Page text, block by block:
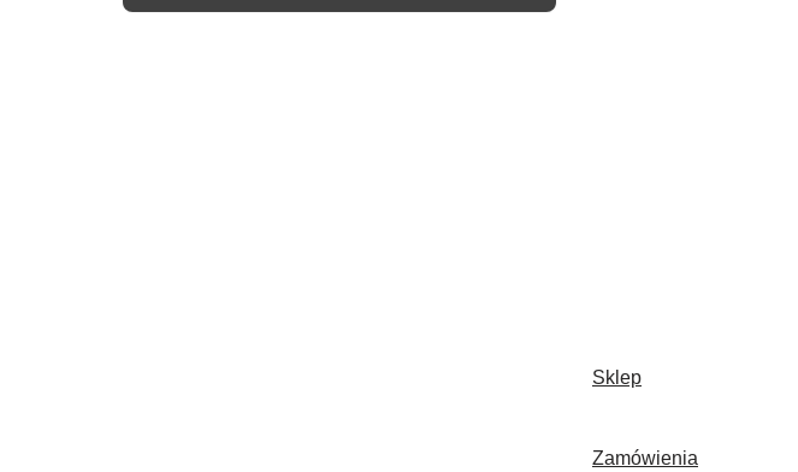
Sklep
Zamówienia